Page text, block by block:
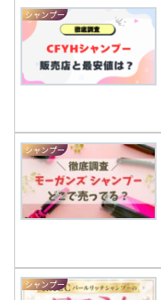
シャンプー
シャンプー
シャンプー